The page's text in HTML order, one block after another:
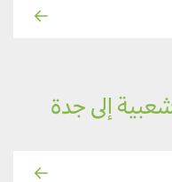
إلى جدة